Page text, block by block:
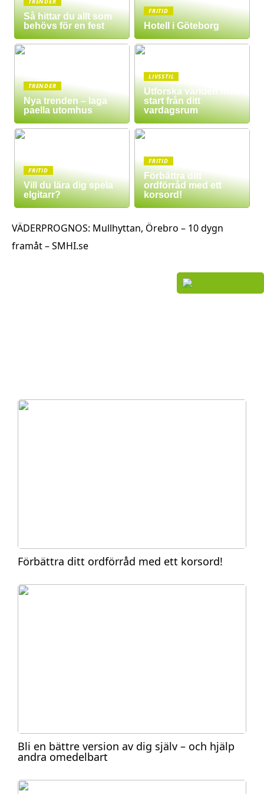
Så hittar du allt som
behövs för en fest
FRITID
Hotell i Göteborg
TRENDER
Nya trenden – laga
paella utomhus
LIVSSTIL
Utforska världen med
start från ditt
vardagsrum
FRITID
Vill du lära dig spela
elgitarr?
FRITID
Förbättra ditt
ordförråd med ett
korsord!
VÄDERPROGNOS: Mullhyttan, Örebro – 10 dygn
framåt – SMHI.se
Förbättra ditt ordförråd med ett korsord!
Bli en bättre version av dig själv – och hjälp
andra omedelbart